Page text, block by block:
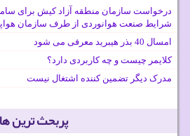
درخواست سازمان منطقه آزاد کیش برای
شرایط صنعت هوانوردی از طرف سازمان
امسال 40 بذر هیبرید معرفی می شود
کلایمر چیست و چه کاربردی دارد؟
مدرک دیگر تضمین کننده اشتغال نیست
پربحث ترین ها